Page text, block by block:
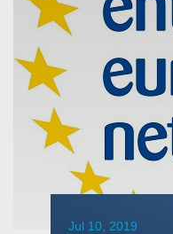
Jul 10, 2019